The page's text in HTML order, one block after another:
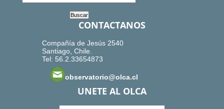
CONTACTANOS
Compañía de Jesús 2540
Santiago, Chile.
Tel: 56.2.33654873
observatorio@olca.cl
UNETE AL OLCA